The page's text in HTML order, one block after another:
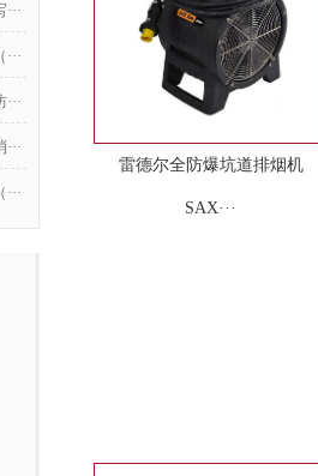
雷德尔全防爆坑道排烟机
SAX···